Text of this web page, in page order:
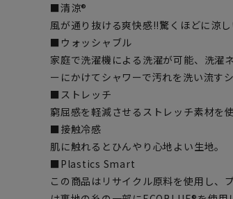
■清涼®
風が通り抜ける爽快感!!驚くほどに涼
■ウォッシャブル
家庭で洗濯機による洗濯が可能、洗濯
ーにかけてシャワーで汚れを洗い流す
■ストレッチ
窮屈感を軽減させるストレッチ素材を使
■接触冷感
肌に触れるとひんやり心地よい生地。
■Plastics Smart
この商品はリサイクル原料を使用し、